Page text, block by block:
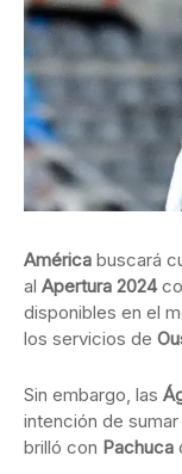
América buscará
al Apertura 2024
disponibles en el
los servicios de
Sin embargo, las
intención de
brilló con Pachuca